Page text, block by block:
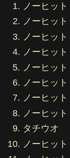
ノーヒット
ノーヒット
ノーヒット
ノーヒット
ノーヒット
ノーヒット
ノーヒット
ノーヒット
タチウオ
ノーヒット